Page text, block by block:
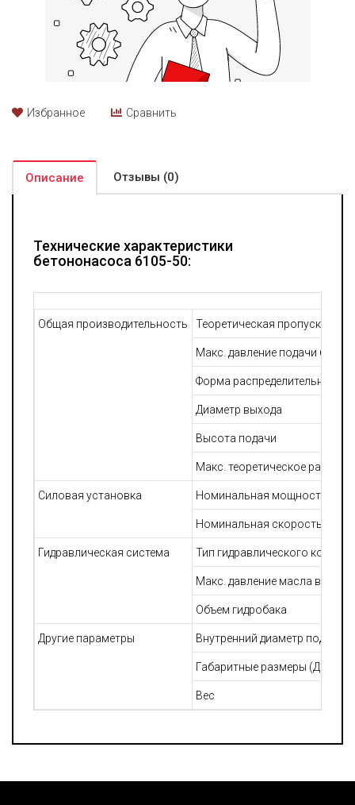
Избранное Сравнить
Описание Отзывы (0)
Технические характеристики
бетононасоса 6105-50:
Общая производительность Теоретическая пропускная
Макс. давление подачи
Форма распределительного
Диаметр выхода
Высота подачи
Макс. теоретическое
Силовая установка Номинальная мощность
Номинальная скорость
Гидравлическая система Тип гидравлического контура
Макс. давление масла в
Объем гидробака
Другие параметры Внутренний диаметр
Габаритные размеры (Д*Ш*В)
Вес